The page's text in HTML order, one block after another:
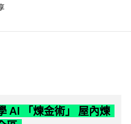
AI 「煉金術」 屋內煉